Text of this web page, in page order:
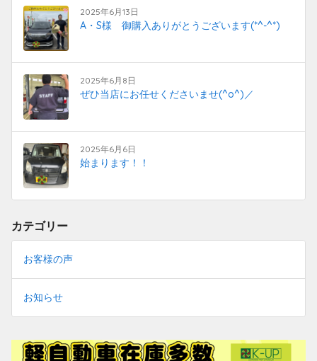
2025年6月13日
A・S様 御購入ありがとうございます(*^-^*)
2025年6月8日
ぜひ当店にお任せくださいませ(^o^)／
2025年6月6日
始まります！！
カテゴリー
お客様の声
お知らせ